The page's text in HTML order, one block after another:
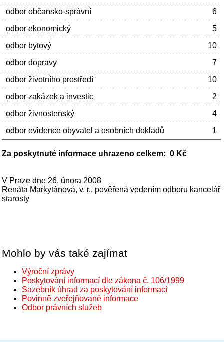
odbor občansko-správní
6
odbor ekonomický
5
odbor bytový
10
odbor dopravy
7
odbor životního prostředí
10
odbor zakázek a investic
2
odbor živnostenský
4
odbor evidence obyvatel a osobních dokladů
1
Za poskytnuté informace uhrazeno celkem: 0 Kč
V Praze dne 26. února 2008
Renáta Markytánová, v. r., pověřená vedením odboru kancelář
starosty
Mohlo by vás také zajímat
Výroční zprávy
Poskytování informací dle zákona č. 106/1999
Sazebník úhrad za poskytování informací
Povinně zveřejňované informace
Odbor právních služeb